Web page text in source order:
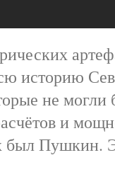
историю
не могли
и
Пушкин.